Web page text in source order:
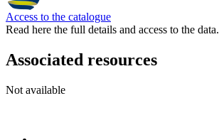
Access to the catalogue
Read here the full details and access to the data.
Associated resources
Not available